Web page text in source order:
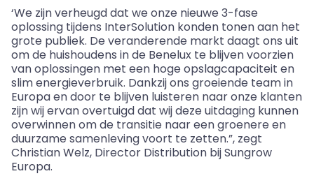
‘We zijn verheugd dat we onze nieuwe 3-fase
oplossing tijdens InterSolution konden tonen aan het
grote publiek. De veranderende markt daagt ons uit
om de huishoudens in de Benelux te blijven voorzien
van oplossingen met een hoge opslagcapaciteit en
slim energieverbruik. Dankzij ons groeiende team in
Europa en door te blijven luisteren naar onze klanten
zijn wij ervan overtuigd dat wij deze uitdaging kunnen
overwinnen om de transitie naar een groenere en
duurzame samenleving voort te zetten.”, zegt
Christian Welz, Director Distribution bij Sungrow
Europa.